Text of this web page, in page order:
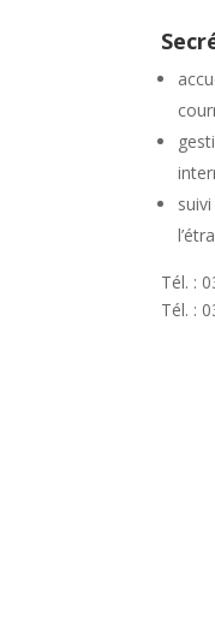
Tél. :
Tél. :